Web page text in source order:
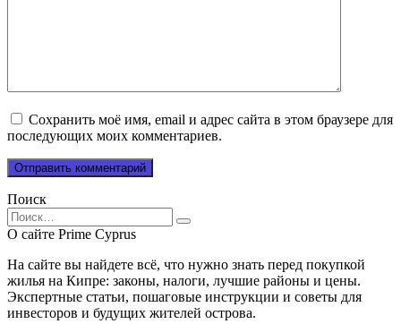
Сохранить моё имя, email и адрес сайта в этом браузере для
последующих моих комментариев.
Поиск
Search
for:
О сайте Prime Cyprus
На сайте вы найдете всё, что нужно знать перед покупкой
жилья на Кипре: законы, налоги, лучшие районы и цены.
Экспертные статьи, пошаговые инструкции и советы для
инвесторов и будущих жителей острова.